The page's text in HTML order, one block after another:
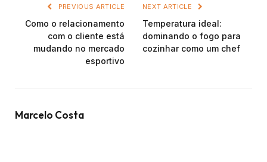
PREVIOUS ARTICLE
Como o relacionamento
com o cliente está
mudando no mercado
esportivo
NEXT ARTICLE
Temperatura ideal:
dominando o fogo para
cozinhar como um chef
Marcelo Costa